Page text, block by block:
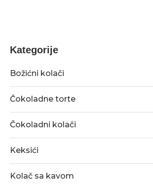
Kategorije
Božićni kolači
Čokoladne torte
Čokoladni kolači
Keksići
Kolač sa kavom